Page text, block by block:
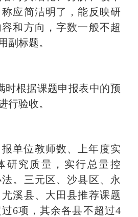
应简洁明了，能反映研
和方向，字数一般不超
副标题。
时根据课题申报表中的预
行验收。
单位教师数、上年度实
研究质量，实行总量控
法。三元区、沙县区、永
溪县、大田县推荐课题
6项，其余各县不超过4